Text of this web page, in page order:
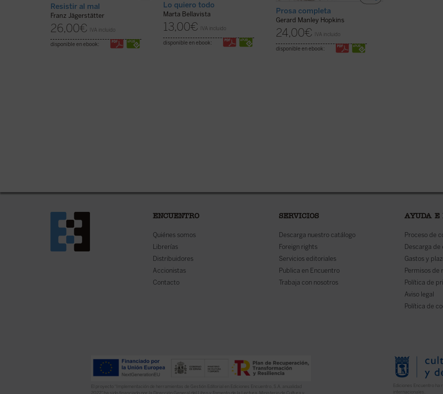
Resistir al mal
Franz Jägerstätter
26,00€ IVA incluido
disponible en ebook:
Lo quiero todo
Marta Bellavista
13,00€ IVA incluido
disponible en ebook:
Prosa completa
Gerard Manley Hopkins
24,00€ IVA incluido
disponible en ebook:
ENCUENTRO
Quiénes somos
Librerías
Distribuidores
Accionistas
Contacto
SERVICIOS
Descarga nuestro catálogo
Foreign rights
Servicios editoriales
Publica en Encuentro
Trabaja con nosotros
AYUDA E
Proceso de
Descarga de
Gastos y
Permisos de
Política de
Aviso legal
Política de
El proyecto “Implementación de herramientas de Gestión Editorial en Ediciones Encuentro, S.A. anualidad
2022” ha sido financiado por la Dirección General del Libro y Fomento de la Lectura, Ministerio de Cultura y
Ediciones Encuentro